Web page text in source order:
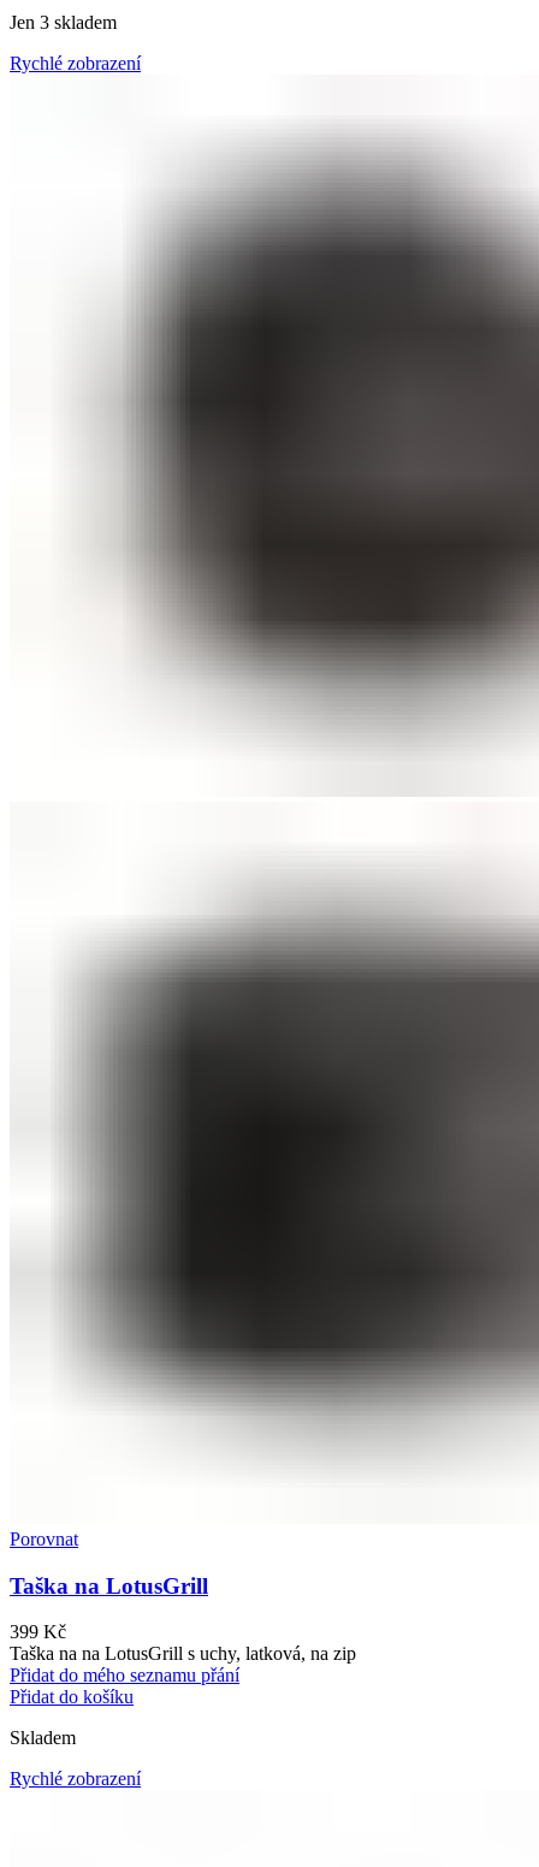
Jen 3 skladem
Rychlé zobrazení
Porovnat
Taška na LotusGrill
399 Kč
Taška na na LotusGrill s uchy, latková, na zip
Přidat do mého seznamu přání
Přidat do košíku
Skladem
Rychlé zobrazení